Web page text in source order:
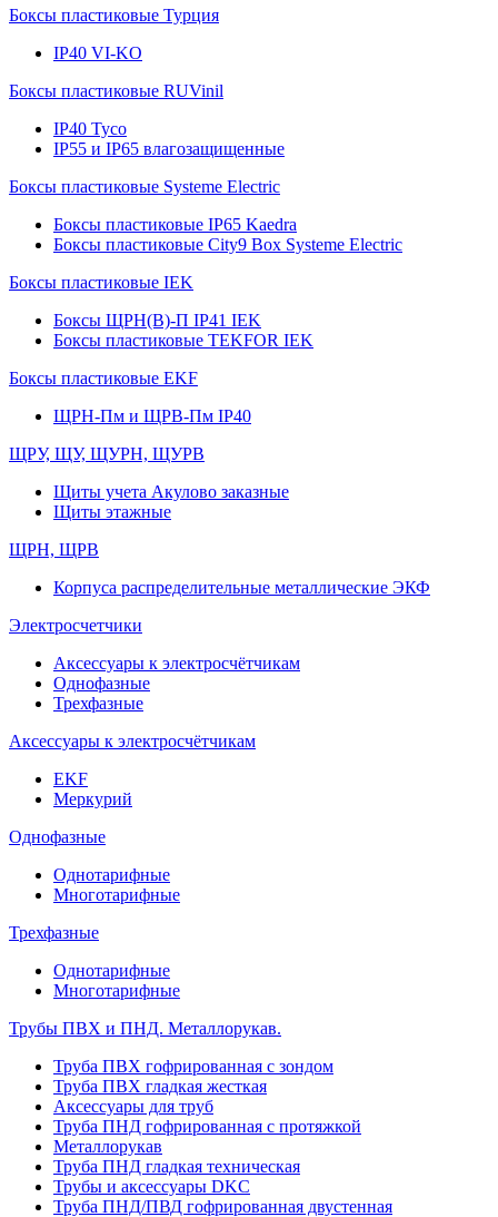
Боксы пластиковые Турция
IP40 VI-KO
Боксы пластиковые RUVinil
IP40 Тусо
IP55 и IP65 влагозащищенные
Боксы пластиковые Systeme Electric
Боксы пластиковые IP65 Kaedra
Боксы пластиковые City9 Box Systeme Electric
Боксы пластиковые IEK
Боксы ЩРН(В)-П IP41 IEK
Боксы пластиковые TEKFOR IEK
Боксы пластиковые EKF
ЩРН-Пм и ЩРВ-Пм IP40
ЩРУ, ЩУ, ЩУРН, ЩУРВ
Щиты учета Акулово заказные
Щиты этажные
ЩРН, ЩРВ
Корпуса распределительные металлические ЭКФ
Электросчетчики
Аксессуары к электросчётчикам
Однофазные
Трехфазные
Аксессуары к электросчётчикам
EKF
Меркурий
Однофазные
Однотарифные
Многотарифные
Трехфазные
Однотарифные
Многотарифные
Трубы ПВХ и ПНД. Металлорукав.
Труба ПВХ гофрированная с зондом
Труба ПВХ гладкая жесткая
Аксессуары для труб
Труба ПНД гофрированная с протяжкой
Металлорукав
Труба ПНД гладкая техническая
Трубы и аксессуары DKC
Труба ПНД/ПВД гофрированная двустенная